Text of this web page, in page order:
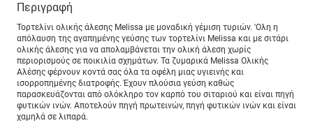
Περιγραφή
Τορτελίνι ολικής άλεσης Melissa με μοναδική γέμιση τυριών. 'Ολη η
απόλαυση της αγαπημένης γεύσης των τορτελίνι Melissa και με σιτάρι
ολικής άλεσης για να απολαμβάνεται την ολική άλεση χωρίς
περιορισμούς σε ποικιλία σχημάτων. Τα ζυμαρικά Melissa Oλικής
Aλέσης φέρνουν κοντά σας όλα τα οφέλη μιας υγιεινής και
ισορροπημένης διατροφής. Έχουν πλούσια γεύση καθώς
παρασκευάζονται από ολόκληρο τον καρπό του σιταριού και είναι πηγή
φυτικών ινών. Αποτελούν πηγή πρωτεινών, πηγή φυτικών ινών και είναι
χαμηλά σε λιπαρά.